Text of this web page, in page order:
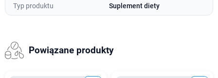
Typ produktu Suplement diety
Powiązane produkty